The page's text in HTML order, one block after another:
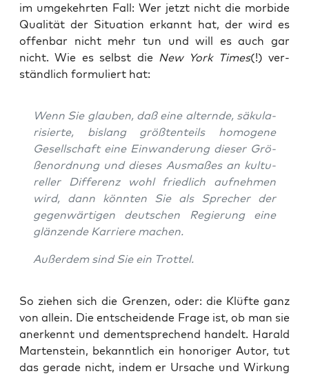
im umge­kehr­ten Fall: Wer jetzt nicht die mor­bi­de
Qua­li­tät der Situa­ti­on erkannt hat, der wird es
offen­bar nicht mehr tun und will es auch gar
nicht. Wie es selbst die New York Times(!) ver­
ständ­lich for­mu­liert hat:
Wenn Sie glau­ben, daß eine altern­de, säku­la­
ri­sier­te, bis­lang größ­ten­teils homo­ge­ne
Gesell­schaft eine Ein­wan­de­rung die­ser Grö­
ßen­ord­nung und die­ses Aus­ma­ßes an kul­tu­
rel­ler Dif­fe­renz wohl fried­lich auf­neh­men
wird, dann könn­ten Sie als Spre­cher der
gegen­wär­ti­gen deut­schen Regie­rung eine
glän­zen­de Kar­rie­re machen.
Außer­dem sind Sie ein Trottel.
So zie­hen sich die Gren­zen, oder: die Klüf­te ganz
von allein. Die ent­schei­den­de Fra­ge ist, ob man sie
aner­kennt und dem­entspre­chend han­delt. Harald
Mar­ten­stein, bekannt­lich ein hono­ri­ger Autor, tut
das gera­de nicht, indem er Ursa­che und Wir­kung